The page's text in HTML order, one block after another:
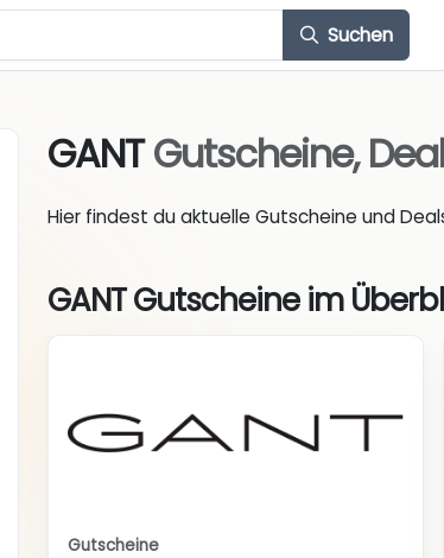
Suchen
GANTGutscheine,
Hier findest du aktuelle Gutscheine und
GANT Gutscheine im
Gutscheine